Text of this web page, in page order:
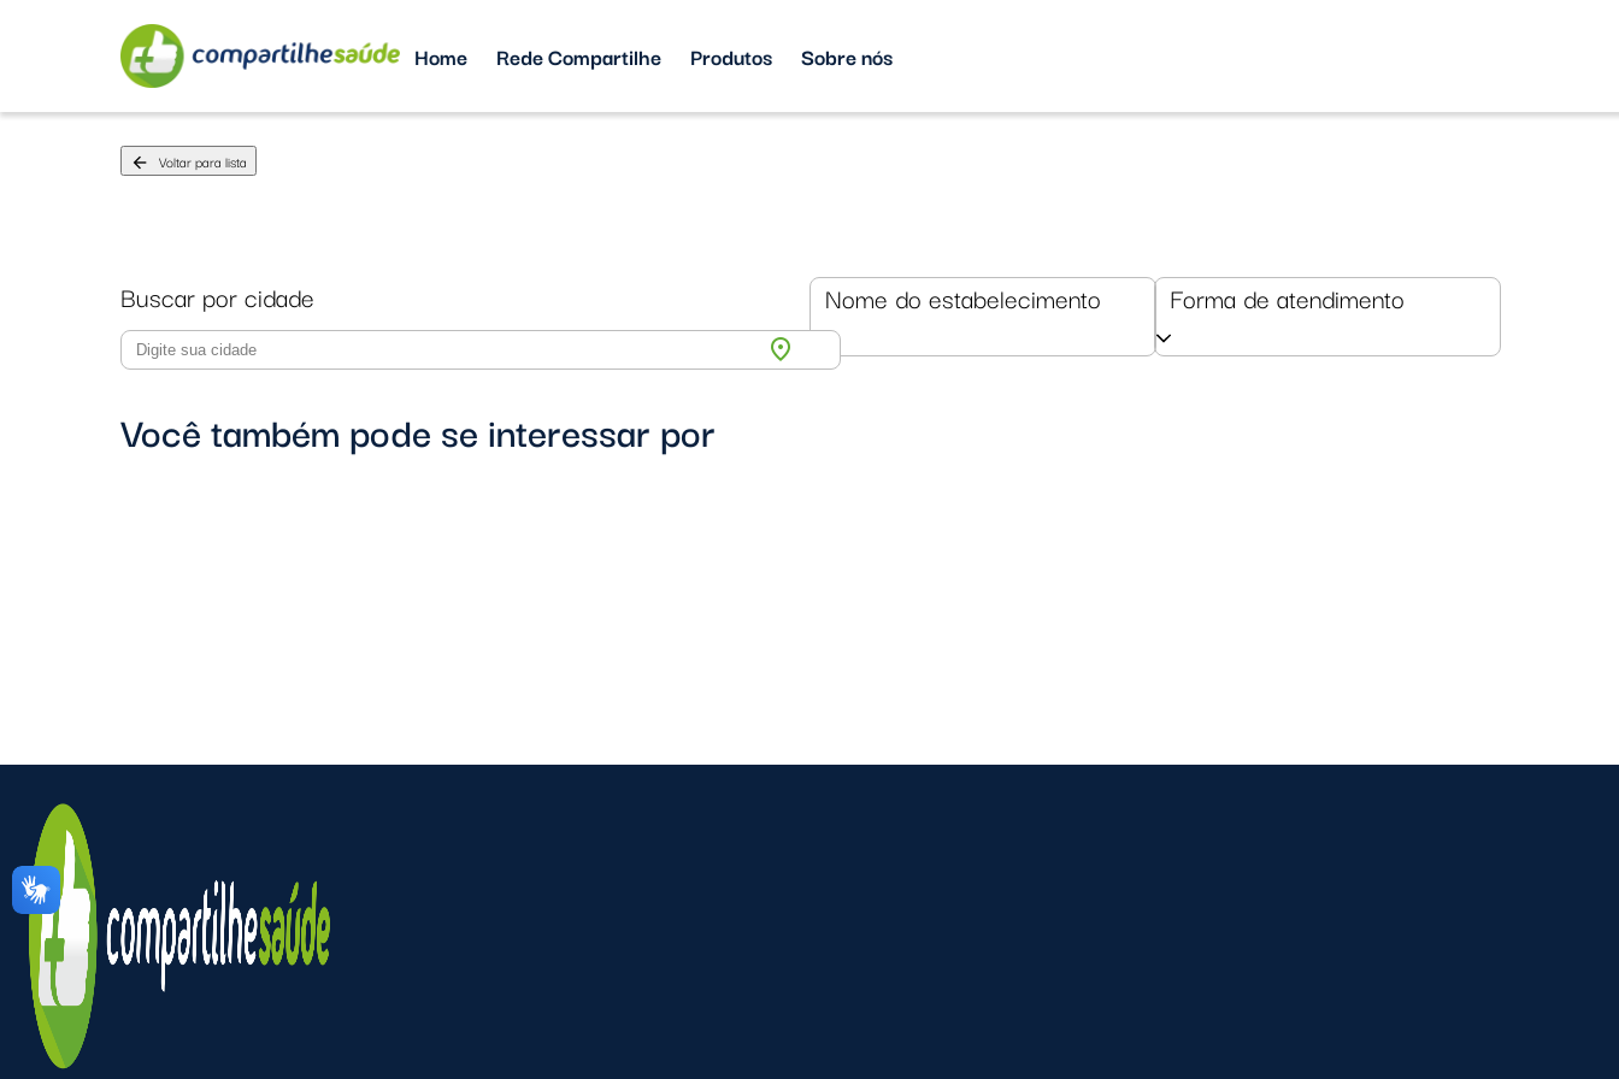
Home Rede Compartilhe Produtos Sobre nós
arrow_back Voltar para lista
Buscar por cidade
location_on
Nome do estabelecimento Forma de atendimento
Você também pode se interessar por